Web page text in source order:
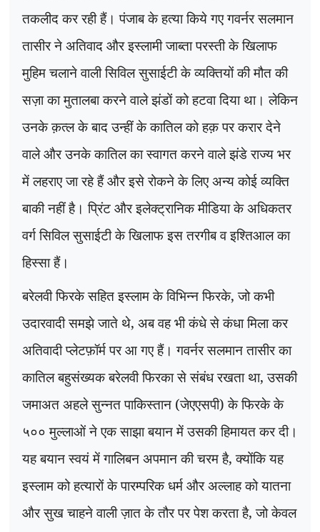
तकलीद कर रही हैं। पंजाब के हत्या किये गए गवर्नर सलमान
तासीर ने अतिवाद और इस्लामी जाब्ता परस्ती के खिलाफ
मुहिम चलाने वाली सिविल सुसाईटी के व्यक्तियों की मौत की
सज़ा का मुतालबा करने वाले झंडों को हटवा दिया था। लेकिन
उनके क़त्ल के बाद उन्हीं के कातिल को हक़ पर करार देने
वाले और उनके कातिल का स्वागत करने वाले झंडे राज्य भर
में लहराए जा रहे हैं और इसे रोकने के लिए अन्य कोई व्यक्ति
बाकी नहीं है। प्रिंट और इलेक्ट्रानिक मीडिया के अधिकतर
वर्ग सिविल सुसाईटी के खिलाफ इस तरगीब व इश्तिआल का
हिस्सा हैं।
बरेलवी फिरके सहित इस्लाम के विभिन्न फिरके,जो कभी
उदारवादी समझे जाते थे, अब वह भी कंधे से कंधा मिला कर
अतिवादी प्लेटफ़ॉर्म पर आ गए हैं। गवर्नर सलमान तासीर का
कातिल बहुसंख्यक बरेलवी फिरका से संबंध रखता था,उसकी
जमाअत अहले सुन्नत पाकिस्तान (जेएएसपी) के फिरके के
५०० मुल्लाओं ने एक साझा बयान में उसकी हिमायत कर दी।
यह बयान स्वयं में गालिबन अपमान की चरम है,क्योंकि यह
इस्लाम को हत्यारों के पारम्परिक धर्म और अल्लाह को यातना
और सुख चाहने वाली ज़ात के तौर पर पेश करता है,जो केवल